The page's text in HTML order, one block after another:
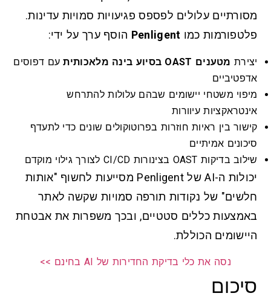
מסורתיים עלולים לפספס פגיעויות סמויות עדינות.
פלטפורמות כמוPenligentהוסף ערך על ידי:
יצירתמטענים OAST בסיוע בינה מלאכותית
עם דפוסים
אדפטיביים
מיפוי משטחי יישומים שבהם עלולות להתרחש
אינטראקציות עיוורות
קישור בין ראיות חוזרות בפרוטוקולים שונים כדי לתעדף
סיכונים אמיתיים
שילוב בדיקות OAST בצינורות CI/CD לצורך גילוי מוקדם
יכולות ה-AI של Penligent מסייעות לחשוף "אותות
חלשים" של נקודות תורפה סמויות שקשה לאתר
באמצעות כללים סטטיים, ובכך משפרות את אבטחת
היישומים הכוללת.
נסה את כלי בדיקת החדירות של AI בחינם >>
סיכום